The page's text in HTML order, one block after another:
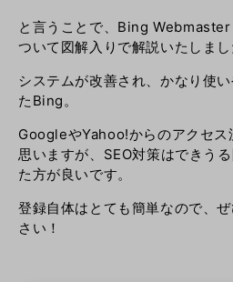
と言うことで、Bing
ついて図解入りで解説いたしまし
システムが改善され、かなり使
たBing。
GoogleやYahoo!からのアクセス
思いますが、SEO対策はできう
た方が良いです。
登録自体はとても簡単なので、
さい！